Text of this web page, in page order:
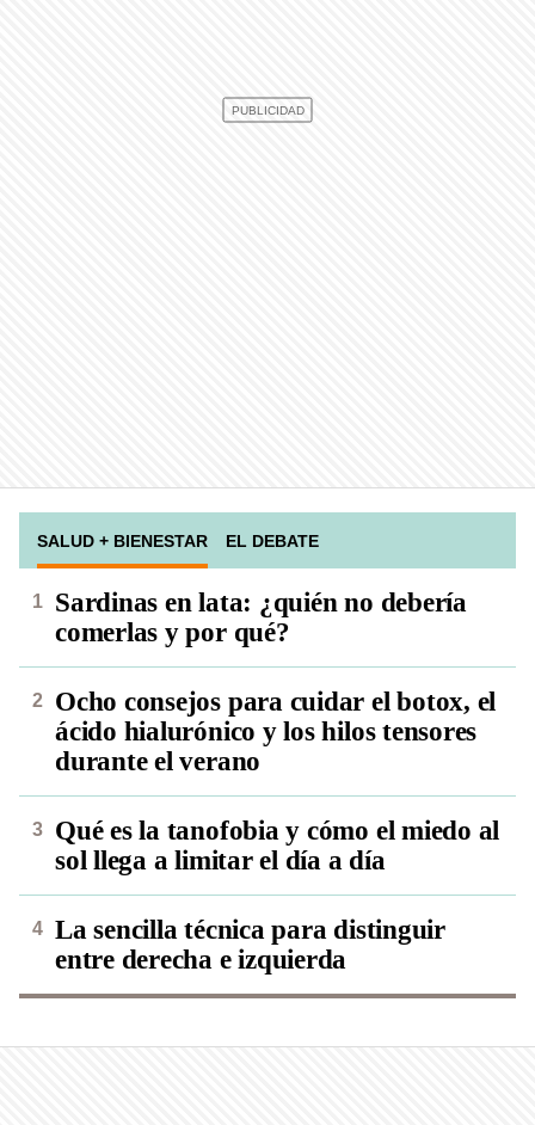
SALUD + BIENESTAR EL DEBATE
Sardinas en lata: ¿quién no debería
comerlas y por qué?
Ocho consejos para cuidar el botox, el
ácido hialurónico y los hilos tensores
durante el verano
Qué es la tanofobia y cómo el miedo al
sol llega a limitar el día a día
La sencilla técnica para distinguir
entre derecha e izquierda